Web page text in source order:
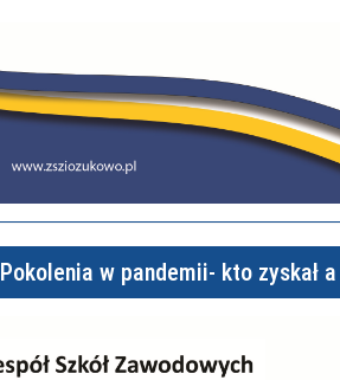
Pokolenia w pandemii- kto zyskał